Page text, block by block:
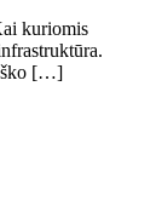
kuriomis
[…]